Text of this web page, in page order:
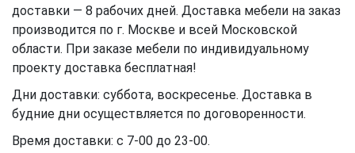
доставки — 8 рабочих дней. Доставка мебели на заказ
производится по г. Москве и всей Московской
области. При заказе мебели по индивидуальному
проекту доставка бесплатная!
Дни доставки: суббота, воскресенье. Доставка в
будние дни осуществляется по договоренности.
Время доставки: с 7-00 до 23-00.